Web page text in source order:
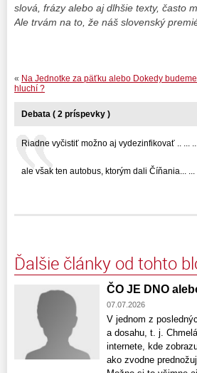
slová, frázy alebo aj dlhšie texty, často
Ale trvám na to, že náš slovenský
« Na Jednotke za päťku alebo Dokedy
hluchí ?
Debata ( 2 príspevky )
Riadne vyčistiť možno aj vydezinfikovať .. ... ...
ale však ten autobus, ktorým dali Číňania... ...
Ďalšie články od tohto
ČO JE DNO
07.07.2026
V jednom z
a dosahu, t. j.
internete, kde
ako zvodne